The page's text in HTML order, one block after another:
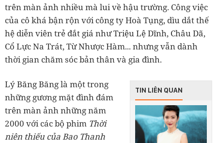
trên màn ảnh nhiều mà lui về hậu trường. Công việc
của cô khá bận rộn với công ty Hoà Tụng, dìu dắt thế
hệ diễn viên trẻ đắt giá như Triệu Lệ Dĩnh, Châu Dã,
Cổ Lực Na Trát, Từ Nhược Hàm... nhưng vẫn dành
thời gian chăm sóc bản thân và gia đình.
TIN LIÊN QUAN
Lý Băng Băng là một trong
những gương mặt đình đám
trên màn ảnh những năm
2000 với các bộ phim Thời
niên thiếu của Bao Thanh